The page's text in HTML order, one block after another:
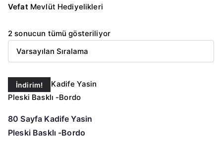
VefatMevlüt Hediyelikleri
2 sonucun tümü gösteriliyor
İndirim!
80 Sayfa Kadife Yasin
Pleski Basklı -Bordo